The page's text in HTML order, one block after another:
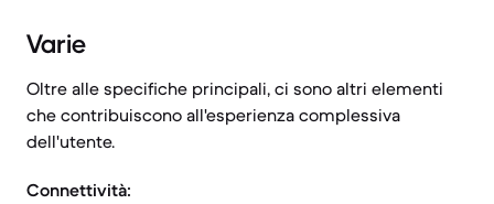
Varie
Oltre alle specifiche principali, ci sono altri elementi
che contribuiscono all'esperienza complessiva
dell'utente.
Connettività: